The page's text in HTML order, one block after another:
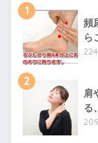
1
頻
ら
2
肩
る